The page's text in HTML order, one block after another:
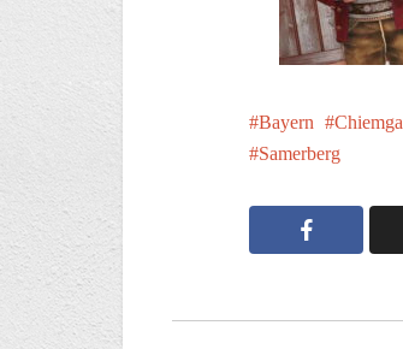
Bayern
Samerberg